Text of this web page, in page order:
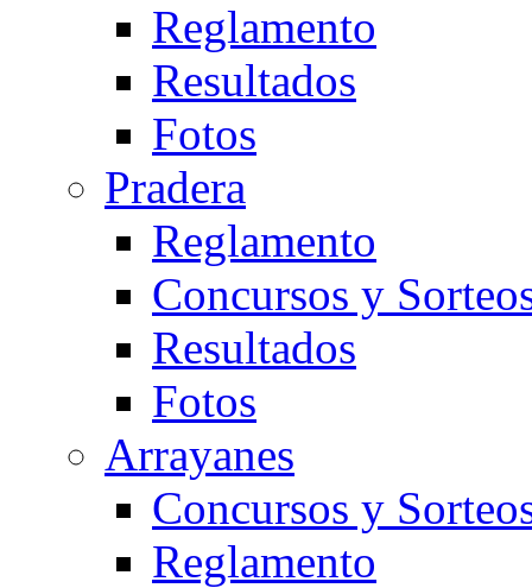
Reglamento
Resultados
Fotos
Pradera
Reglamento
Concursos y
Resultados
Fotos
Arrayanes
Concursos y
Reglamento